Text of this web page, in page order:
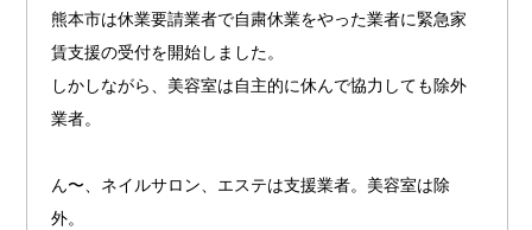
熊本市は休業要請業者で自粛休業をやった業者に緊急家
賃支援の受付を開始しました。
しかしながら、美容室は自主的に休んで協力しても除外
業者。
ん〜、ネイルサロン、エステは支援業者。美容室は除
外。